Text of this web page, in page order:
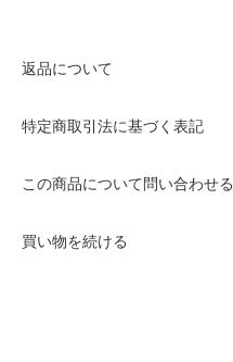
返品について
特定商取引法に基づく表記
この商品について問い合わせる
買い物を続ける